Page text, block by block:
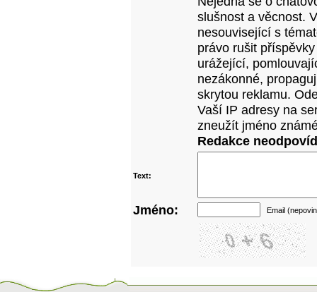
slušnost a věcnost.
nesouvisející s
právo rušit
urážející,
nezákonné,
skrytou reklamu.
Vaší IP adresy na
zneužít jméno
Redakce
Text:
Jméno: Email